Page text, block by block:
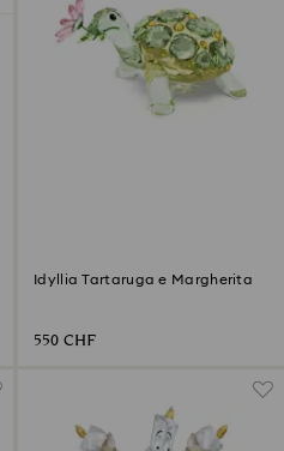
Idyllia Tartaruga e Margherita
550 CHF